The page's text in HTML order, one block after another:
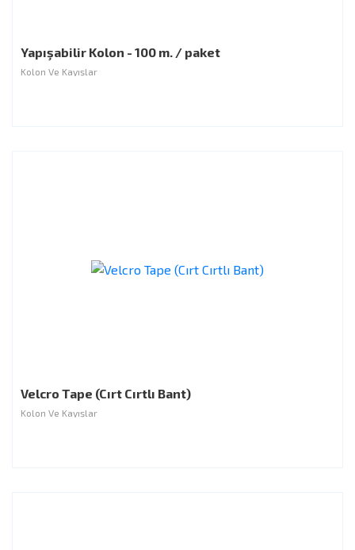
Yapışabilir Kolon - 100 m. / paket
Kolon Ve Kayışlar
Velcro Tape (Cırt Cırtlı Bant)
Kolon Ve Kayışlar